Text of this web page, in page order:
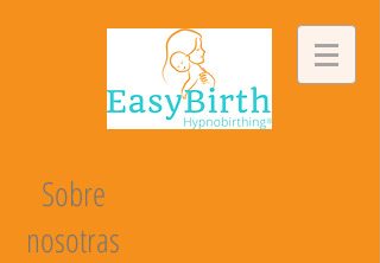
Sobre
nosotras